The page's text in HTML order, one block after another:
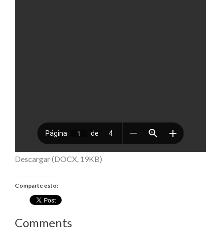
Descargar (DOCX, 19KB)
Comparte esto:
Comments